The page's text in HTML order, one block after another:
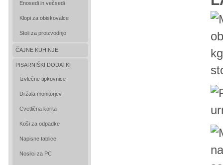
Enosedi in večsedi
Klopi za obiskovalce
Stoli za proizvodnjo
ČAJNE KUHINJE
PISARNIŠKI DODATKI
Izvlečne tipkovnice
Držala monitorjev
Cvetlična korita
Koši za odpadke
Napisne tablice
Nosilci za PC